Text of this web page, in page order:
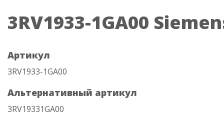
3RV1933-1GA00
Артикул
3RV1933-1GA00
Альтернативный артикул
3RV19331GA00